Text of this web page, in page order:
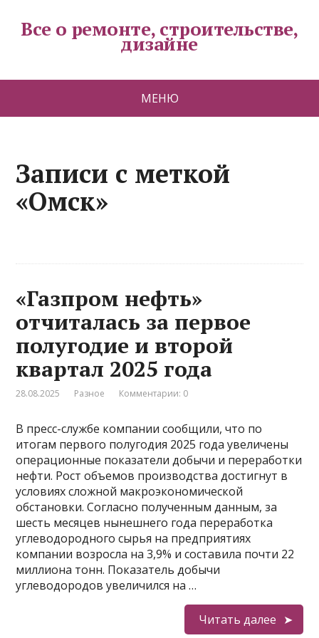
Все о ремонте, строительстве,
дизайне
МЕНЮ
Записи с меткой
«Омск»
«Газпром нефть»
отчиталась за первое
полугодие и второй
квартал 2025 года
28.08.2025 Разное Комментарии: 0
В пресс-службе компании сообщили, что по
итогам первого полугодия 2025 года увеличены
операционные показатели добычи и переработки
нефти. Рост объемов производства достигнут в
условиях сложной макроэкономической
обстановки. Согласно полученным данным, за
шесть месяцев нынешнего года переработка
углеводородного сырья на предприятиях
компании возросла на 3,9% и составила почти 22
миллиона тонн. Показатель добычи
углеводородов увеличился на …
Читать далее